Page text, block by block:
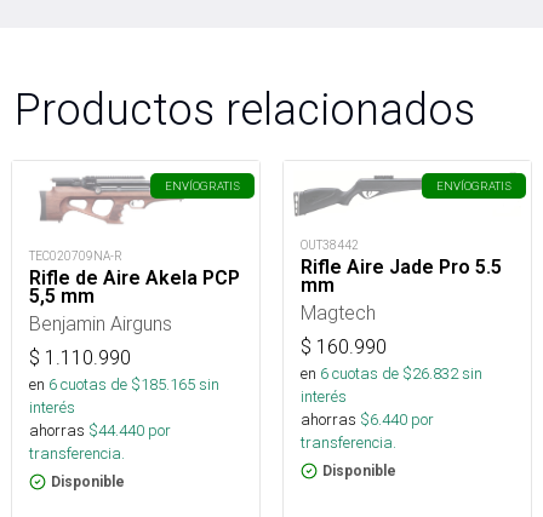
Productos relacionados
ENVÍOGRATIS
TEC020709NA-R
Rifle de Aire Akela PCP
5,5 mm
Benjamin Airguns
$ 1.110.990
en 6cuotas de $185.165sin
interés
ahorras $44.440 por
transferencia.
Disponible
ENVÍOGRATIS
OUT38442
Rifle Aire Jade Pro 5.5
mm
Magtech
$ 160.990
en 6cuotas de $26.832sin
interés
ahorras $6.440 por
transferencia.
Disponible